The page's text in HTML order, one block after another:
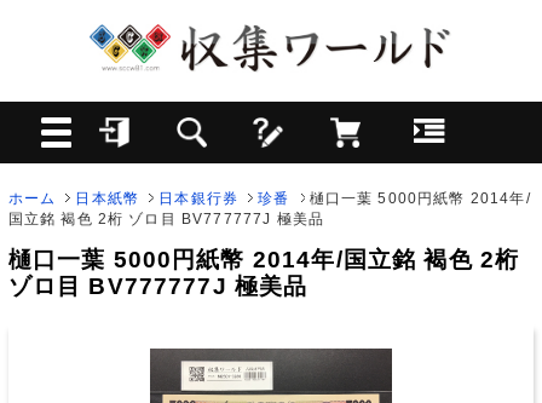
ホーム 日本紙幣 日本銀行券 珍番
樋口一葉 5000円紙幣 2014年/
国立銘 褐色 2桁 ゾロ目 BV777777J 極美品
樋口一葉 5000円紙幣 2014年/国立銘 褐色 2桁
ゾロ目 BV777777J 極美品